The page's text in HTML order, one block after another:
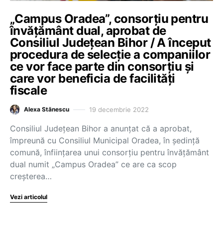
„Campus Oradea”, consorțiu pentru
învățământ dual, aprobat de
Consiliul Județean Bihor / A început
procedura de selecție a companiilor
ce vor face parte din consorțiu și
care vor beneficia de facilități
fiscale
Alexa Stănescu 19 decembrie 2022
Consiliul Judeţean Bihor a anunţat că a aprobat,
împreună cu Consiliul Municipal Oradea, în şedinţă
comună, înfiinţarea unui consorţiu pentru învăţământ
dual numit „Campus Oradea” ce are ca scop
creşterea…
Vezi articolul